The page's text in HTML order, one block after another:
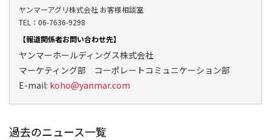
ヤンマーアグリ株式会社 お客様相談室
TEL：06-7636-9298
【報道関係者お問い合わせ先】
ヤンマーホールディングス株式会社
マーケティング部 コーポレートコミュニケーション部
E-mail: koho@yanmar.com
過去のニュース一覧